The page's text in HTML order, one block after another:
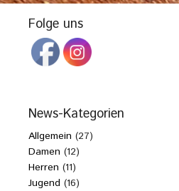
Folge uns
News-Kategorien
Allgemein (27)
Damen (12)
Herren (11)
Jugend (16)